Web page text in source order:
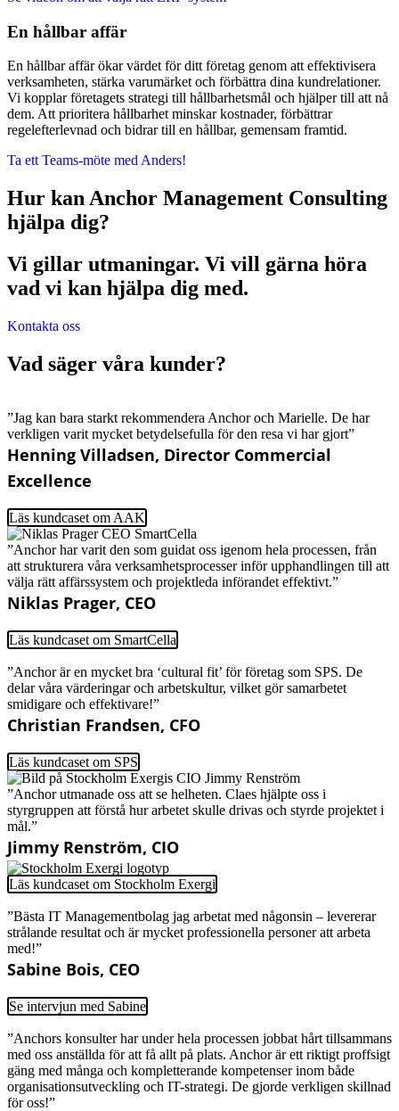
En hållbar affär
En hållbar affär ökar värdet för ditt företag genom att effektivisera
verksamheten, stärka varumärket och förbättra dina kundrelationer.
Vi kopplar företagets strategi till hållbarhetsmål och hjälper till att nå
dem. Att prioritera hållbarhet minskar kostnader, förbättrar
regelefterlevnad och bidrar till en hållbar, gemensam framtid.
Ta ett Teams-möte med Anders!
Hur kan Anchor Management Consulting
hjälpa dig?
Vi gillar utmaningar. Vi vill gärna höra
vad vi kan hjälpa dig med.
Kontakta oss
Vad säger våra kunder?
”Jag kan bara starkt rekommendera Anchor och Marielle. De har
verkligen varit mycket betydelsefulla för den resa vi har gjort”
Henning Villadsen, Director Commercial
Excellence
Läs kundcaset om AAK
”Anchor har varit den som guidat oss igenom hela processen, från
att strukturera våra verksamhetsprocesser inför upphandlingen till att
välja rätt affärssystem och projektleda införandet effektivt.”
Niklas Prager, CEO
Läs kundcaset om SmartCella
”Anchor är en mycket bra ‘cultural fit’ för företag som SPS. De
delar våra värderingar och arbetskultur, vilket gör samarbetet
smidigare och effektivare!”
Christian Frandsen, CFO
Läs kundcaset om SPS
”Anchor utmanade oss att se helheten. Claes hjälpte oss i
styrgruppen att förstå hur arbetet skulle drivas och styrde projektet i
mål.”
Jimmy Renström, CIO
Läs kundcaset om Stockholm Exergi
”Bästa IT Managementbolag jag arbetat med någonsin – levererar
strålande resultat och är mycket professionella personer att arbeta
med!”
Sabine Bois, CEO
Se intervjun med Sabine
”Anchors konsulter har under hela processen jobbat hårt tillsammans
med oss anställda för att få allt på plats. Anchor är ett riktigt proffsigt
gäng med många och kompletterande kompetenser inom både
organisationsutveckling och IT-strategi. De gjorde verkligen skillnad
för oss!”